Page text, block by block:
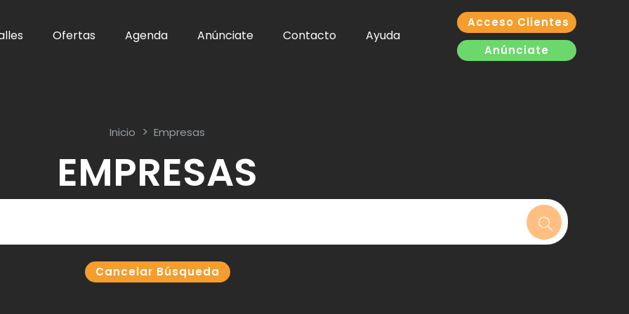
Ofertas Agenda Anúnciate Contacto Ayuda
Acceso Clientes
Anúnciate
Inicio Empresas
EMPRESAS
Cancelar Búsqueda